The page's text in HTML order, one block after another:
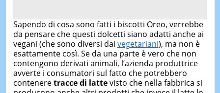
Sapendo di cosa sono fatti i biscotti Oreo, verrebbe
da pensare che questi dolcetti siano adatti anche ai
vegani (che sono diversi dai vegetariani), ma non è
esattamente così. Se da una parte è vero che non
contengono derivati animali, l’azienda produttrice
avverte i consumatori sul fatto che potrebbero
conteneretracce di lattevisto che nella fabbrica si